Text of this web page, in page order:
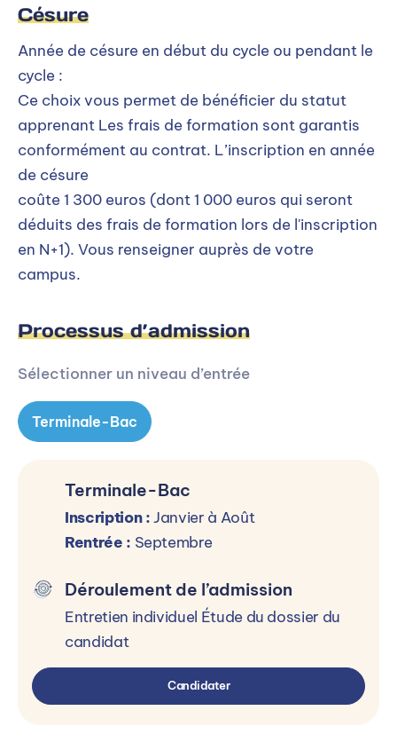
Césure
Année de césure en début du cycle ou pendant le
cycle :
Ce choix vous permet de bénéficier du statut
apprenant Les frais de formation sont garantis
conformément au contrat. L’inscription en année
de césure
coûte 1 300 euros (dont 1 000 euros qui seront
déduits des frais de formation lors de l'inscription
en N+1). Vous renseigner auprès de votre
campus.
Processus d’admission
Sélectionner un niveau d’entrée
Terminale-Bac
Terminale-Bac
Inscription :Janvier à Août
Rentrée : Septembre
Déroulement de l’admission
Entretien individuel Étude du dossier du
candidat
Candidater